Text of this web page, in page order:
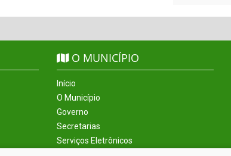
O MUNICÍPIO
Início
O Município
Governo
Secretarias
Serviços Eletrônicos